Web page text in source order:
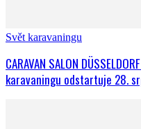
Svět karavaningu
CARAVAN SALON
karavaningu odstartuje 28.